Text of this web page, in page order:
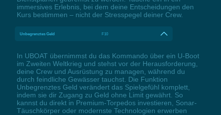
immersives Erlebnis, bei dem deine Entscheidungen den
Kurs bestimmen – nicht der Stresspegel deiner Crew.
Unbegrenztes Geld F10
In UBOAT übernimmst du das Kommando über ein U-Boot
im Zweiten Weltkrieg und stehst vor der Herausforderung,
deine Crew und Ausrüstung zu managen, während du
durch feindliche Gewässer tauchst. Die Funktion
Unbegrenztes Geld verändert das Spielgefühl komplett,
indem sie dir Zugang zu Geld ohne Limit gewährt. So
kannst du direkt in Premium-Torpedos investieren, Sonar-
Täuschkörper oder modernste Technologien erwerben